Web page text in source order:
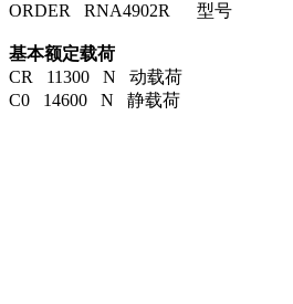
ORDER RNA4902R 型号
基本额定载荷
CR 11300 N 动载荷
C0 14600 N 静载荷